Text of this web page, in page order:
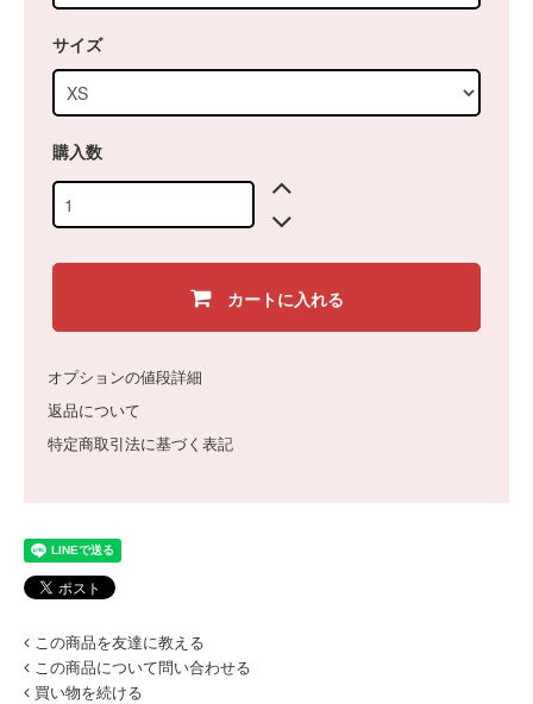
サイズ
購入数
カートに入れる
オプションの値段詳細
返品について
特定商取引法に基づく表記
この商品を友達に教える
この商品について問い合わせる
買い物を続ける